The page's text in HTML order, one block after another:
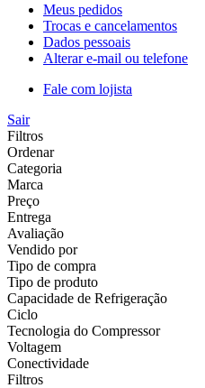
Meus pedidos
Trocas e cancelamentos
Dados pessoais
Alterar e-mail ou telefone
Fale com lojista
Sair
Filtros
Ordenar
Categoria
Marca
Preço
Entrega
Avaliação
Vendido por
Tipo de compra
Tipo de produto
Capacidade de Refrigeração
Ciclo
Tecnologia do Compressor
Voltagem
Conectividade
Filtros